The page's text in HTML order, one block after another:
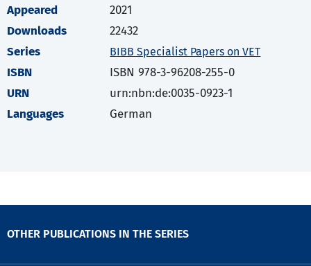
Appeared
2021
Downloads
22432
Series
BIBB Specialist Papers on VET
ISBN
ISBN 978-3-96208-255-0
URN
urn:nbn:de:0035-0923-1
Languages
German
OTHER PUBLICATIONS IN THE SERIES